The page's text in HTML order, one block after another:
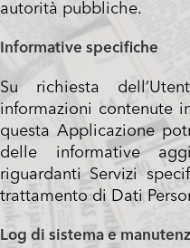
autorità pubbliche.
Informative specifiche
Su richiesta
informazioni contenute
questa Applicazione
delle informative
riguardanti Servizi
trattamento di Dati
Log di sistema e